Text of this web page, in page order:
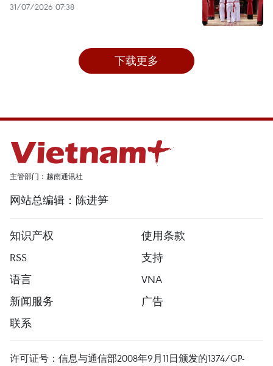
31/07/2026 07:38
下载更多
主管部门：越南通讯社
网站总编辑：陈进笋
知识产权
使用条款
RSS
支持
语言
VNA
新闻服务
广告
联系
许可证号：信息与通信部2008年9月11日颁发的1374/GP-